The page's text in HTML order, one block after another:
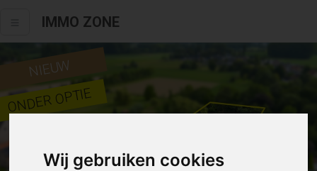
Wij gebruiken cookies
IMMO ZONE
NIEUW
ONDER OPTIE